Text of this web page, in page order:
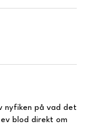
nyfiken på vad det
blod direkt om